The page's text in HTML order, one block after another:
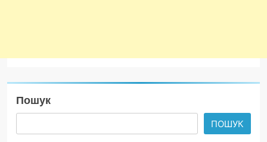
Пошук
ПОШУК